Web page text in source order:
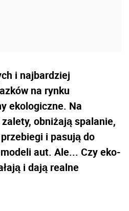
i najbardziej
na rynku
ekologiczne. Na
obniżają spalanie,
i pasują do
aut. Ale... Czy eko-
i dają realne